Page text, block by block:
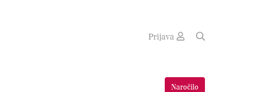
Prijava
Naročilo